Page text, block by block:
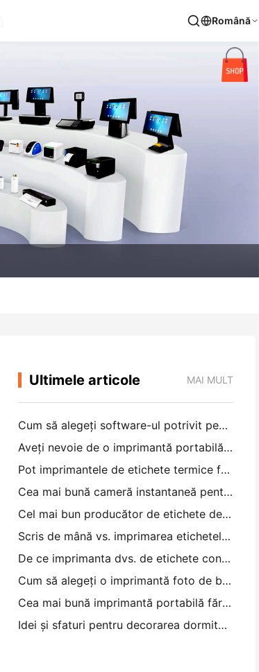
Română
Ultimele articole MAI MULT
Cum să alegeți software-ul potrivit pentru restaurantul dvs. mic sau mediu
Aveți nevoie de o imprimantă portabilă A4 pentru facturile de depozit? Ce funcționează de fapt
Pot imprimantele de etichete termice face etichete impermeabile pentru produsele de afaceri mici?
Cea mai bună cameră instantaneă pentru începătorii care nu vor să irosească hârtia
Cel mai bun producător de etichete de culoare pentru jurnal și scrapbooking: adăugați mai multe culori la fiecare pagină
Scris de mână vs. imprimarea etichetelor de transport: sfaturi pentru întreprinderile mici în 2026
De ce imprimanta dvs. de etichete continuă să blocheze?
Cum să alegeți o imprimantă foto de buzunar: un ghid complet pentru utilizatorii de jurnal, călătorii și iPhone
Cea mai bună imprimantă portabilă fără cerneală pentru călătorii, școală și lucru mobil: Hanin MT620 Pro Review
Idei și sfaturi pentru decorarea dormitorului și a dormitorului